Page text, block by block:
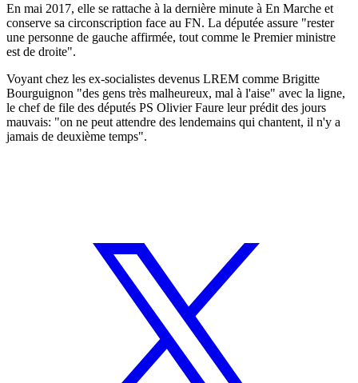
En mai 2017, elle se rattache à la dernière minute à En Marche et
conserve sa circonscription face au FN. La députée assure "rester
une personne de gauche affirmée, tout comme le Premier ministre
est de droite".
Voyant chez les ex-socialistes devenus LREM comme Brigitte
Bourguignon "des gens très malheureux, mal à l'aise" avec la ligne,
le chef de file des députés PS Olivier Faure leur prédit des jours
mauvais: "on ne peut attendre des lendemains qui chantent, il n'y a
jamais de deuxième temps".